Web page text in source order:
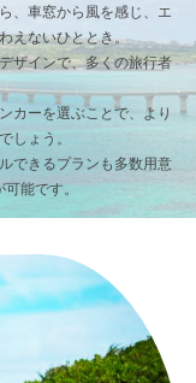
、車窓から風を感じ、エ
えないひととき。
ザインで、多くの旅行者
カーを選ぶことで、より
しょう。
できるプランも多数用意
能です。